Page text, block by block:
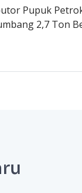
Pupuk
2,7 Ton